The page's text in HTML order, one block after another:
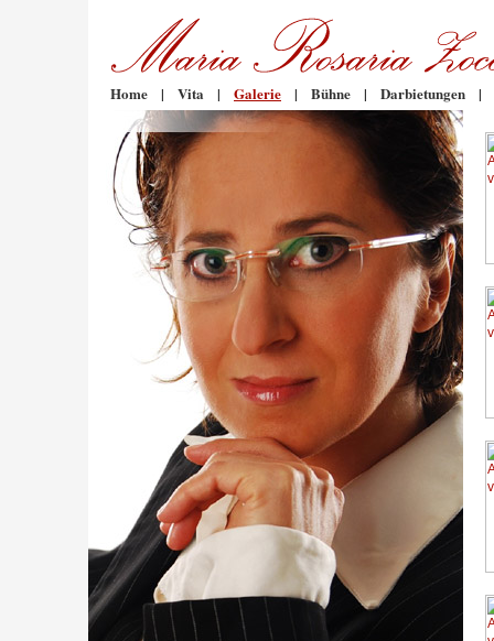
Home | Vita | Galerie | Bühne | Darbietungen |